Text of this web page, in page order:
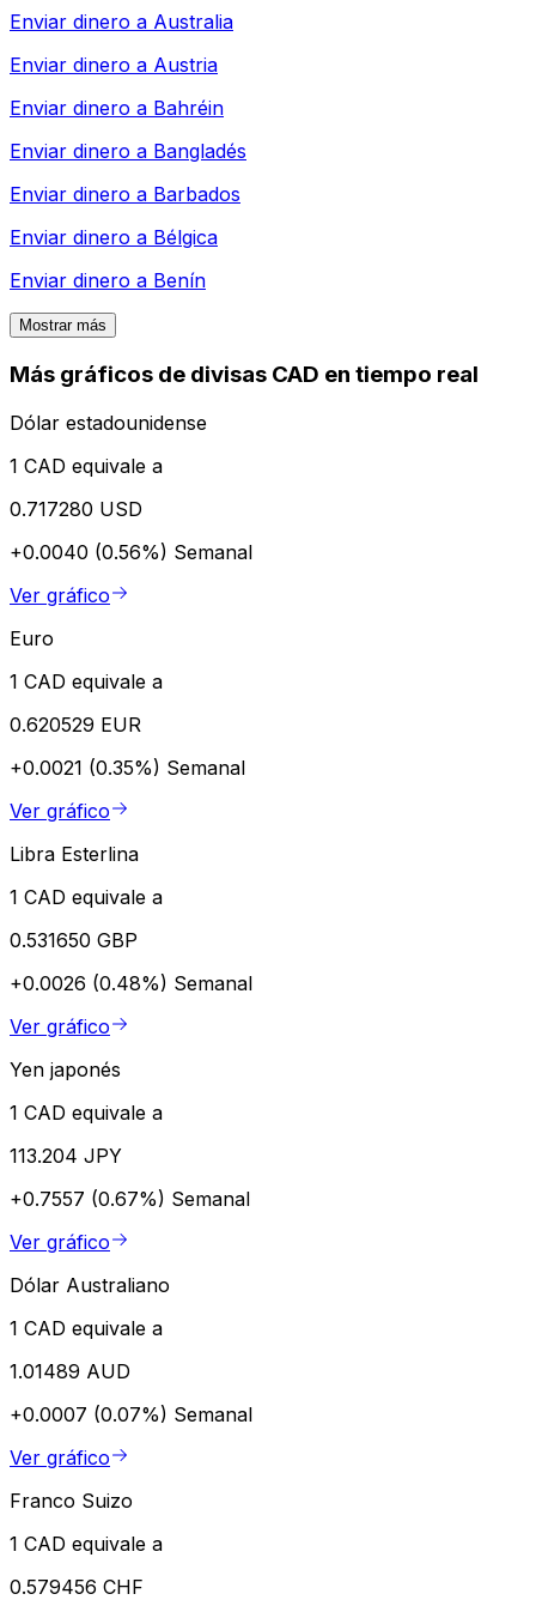
Enviar dinero a Australia
Enviar dinero a Austria
Enviar dinero a Bahréin
Enviar dinero a Bangladés
Enviar dinero a Barbados
Enviar dinero a Bélgica
Enviar dinero a Benín
Mostrar más
Más gráficos de divisas CAD en tiempo real
Dólar estadounidense
1 CAD equivale a
0.717280 USD
+0.0040 (0.56%) Semanal
Ver gráfico
Euro
1 CAD equivale a
0.620529 EUR
+0.0021 (0.35%) Semanal
Ver gráfico
Libra Esterlina
1 CAD equivale a
0.531650 GBP
+0.0026 (0.48%) Semanal
Ver gráfico
Yen japonés
1 CAD equivale a
113.204 JPY
+0.7557 (0.67%) Semanal
Ver gráfico
Dólar Australiano
1 CAD equivale a
1.01489 AUD
+0.0007 (0.07%) Semanal
Ver gráfico
Franco Suizo
1 CAD equivale a
0.579456 CHF